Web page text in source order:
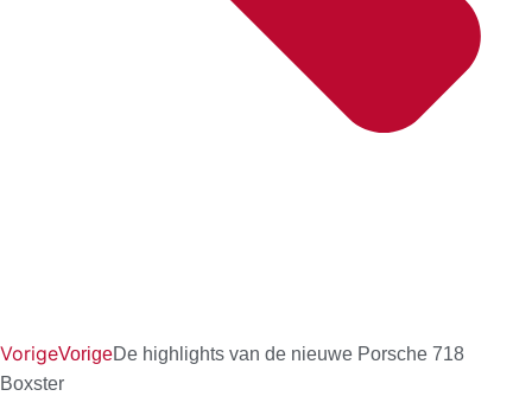
VorigeVorigeDe highlights van de nieuwe Porsche 718
Boxster